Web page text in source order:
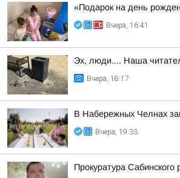
«Подарок на день
Вчера, 16:41
Эх, люди.... Наша
Вчера, 18:17
В Набережных Челнах
Вчера, 19:33
Прокуратура